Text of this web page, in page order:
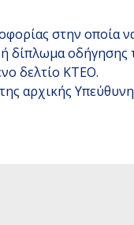
στην οποία
δίπλωμα οδήγησης
δελτίο ΚΤΕΟ.
αρχικής